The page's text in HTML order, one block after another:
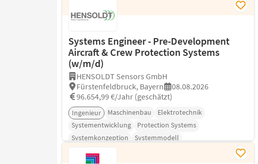
Systems Engineer - Pre-Development
Aircraft & Crew Protection Systems
(w/m/d)
HENSOLDT Sensors GmbH
Fürstenfeldbruck, Bayern
08.08.2026
96.654,99 €/Jahr (geschätzt)
Ingenieur Maschinenbau
Elektrotechnik
Systementwicklung
Protection Systems
Systemkonzeption
Systemmodell